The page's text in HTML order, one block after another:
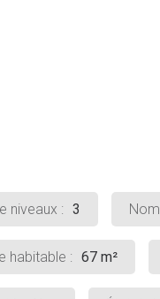
niveaux : 3
habitable : 67 m²